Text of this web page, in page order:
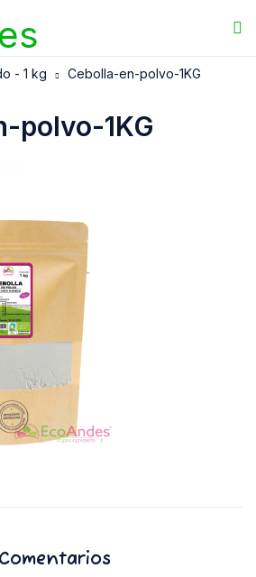
- 1 kg Cebolla-en-polvo-1KG
polvo-1KG
Comentarios